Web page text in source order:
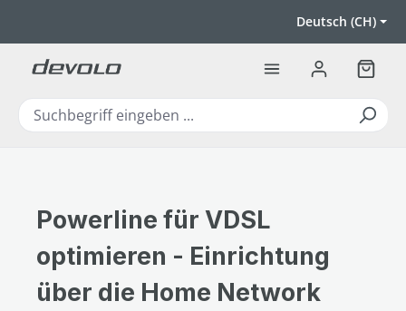
Deutsch (CH)
Powerline für VDSL
optimieren - Einrichtung
über die Home Network